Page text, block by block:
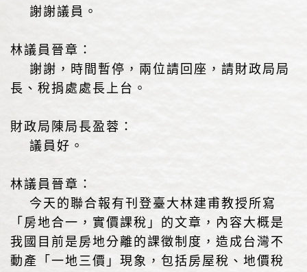
謝謝議員。
林議員晉章：
謝謝，時間暫停，兩位請回座，請財政局局
長、稅捐處處長上台。
財政局陳局長盈蓉：
議員好。
林議員晉章：
今天的聯合報有刊登臺大林建甫教授所寫
「房地合一，實價課稅」的文章，內容大概是
我國目前是房地分離的課徵制度，造成台灣不
動產「一地三價」現象，包括房屋稅、地價稅